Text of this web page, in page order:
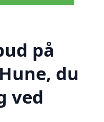
på
du
ved